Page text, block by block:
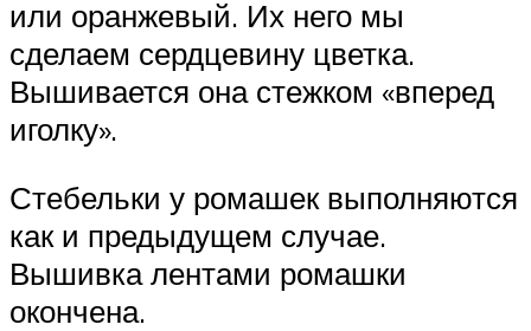
или оранжевый. Их него мы
сделаем сердцевину цветка.
Вышивается она стежком «вперед
иголку».
Стебельки у ромашек выполняются
как и предыдущем случае.
Вышивка лентами ромашки
окончена.